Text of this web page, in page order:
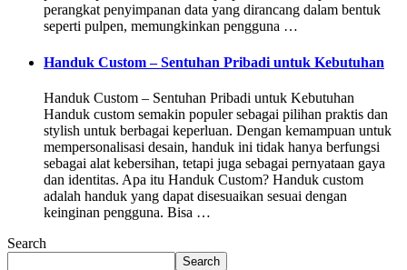
perangkat penyimpanan data yang dirancang dalam bentuk
seperti pulpen, memungkinkan pengguna …
Handuk Custom – Sentuhan Pribadi untuk Kebutuhan
Handuk Custom – Sentuhan Pribadi untuk Kebutuhan
Handuk custom semakin populer sebagai pilihan praktis dan
stylish untuk berbagai keperluan. Dengan kemampuan untuk
mempersonalisasi desain, handuk ini tidak hanya berfungsi
sebagai alat kebersihan, tetapi juga sebagai pernyataan gaya
dan identitas. Apa itu Handuk Custom? Handuk custom
adalah handuk yang dapat disesuaikan sesuai dengan
keinginan pengguna. Bisa …
Search
Search